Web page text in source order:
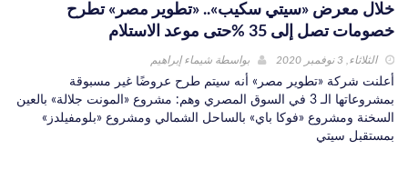
خلال معرض «سيتي سكيب».. «تطوير مصر» تطرح
خصومات تصل إلى 35 %حتى موعد الاستلام
الثلاثاء, 3 نوفمبر 2020 بواسطة شيماء إبراهيم
أعلنت شركة «تطوير مصر» أنه سيتم طرح عروضًا غير مسبوقة
بمشروعاتها الـ 3 في السوق المصري وهم: مشروع «المونت جلالة» بالعين
السخنة ومشروع «فوكا باي» بالساحل الشمالي ومشروع «بلومفيلدز»
بمستقبل سيتي